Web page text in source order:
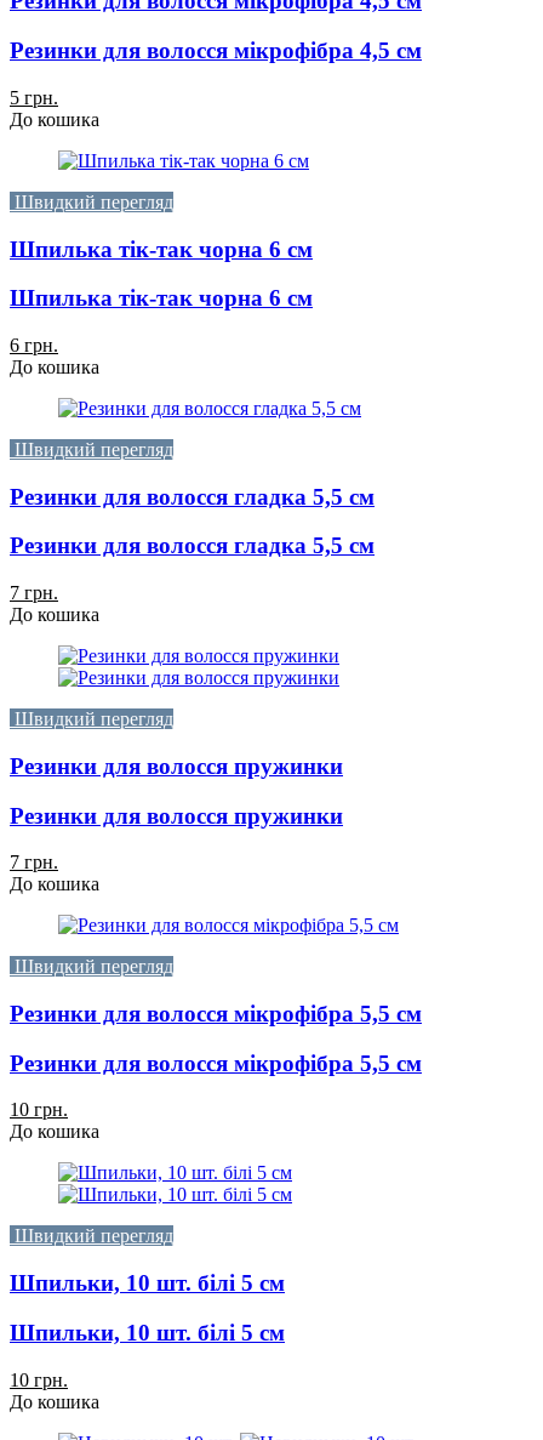
Резинки для волосся мікрофібра 4,5 см
5 грн.
До кошика
Швидкий перегляд
Шпилька тік-так чорна 6 см
Шпилька тік-так чорна 6 см
6 грн.
До кошика
Швидкий перегляд
Резинки для волосся гладка 5,5 см
Резинки для волосся гладка 5,5 см
7 грн.
До кошика
Швидкий перегляд
Резинки для волосся пружинки
Резинки для волосся пружинки
7 грн.
До кошика
Швидкий перегляд
Резинки для волосся мікрофібра 5,5 см
Резинки для волосся мікрофібра 5,5 см
10 грн.
До кошика
Швидкий перегляд
Шпильки, 10 шт. білі 5 см
Шпильки, 10 шт. білі 5 см
10 грн.
До кошика